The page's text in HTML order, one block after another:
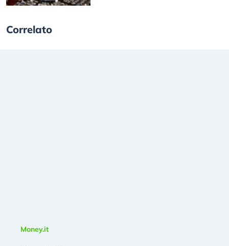
Correlato
Money.it